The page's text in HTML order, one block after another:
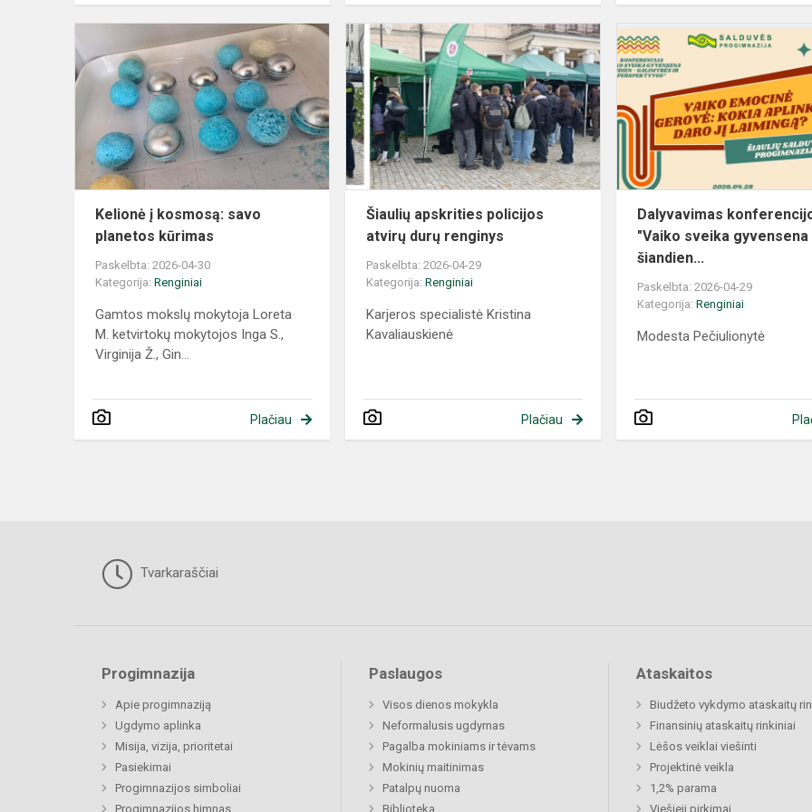
Kelionė į kosmosą: savo
planetos kūrimas
Paskelbta: 2026-04-30
Kategorija: Renginiai
Gamtos mokslų mokytoja Loreta
M. ketvirtokų mokytojos Inga S.,
Virginija Ž., Gin...
Plačiau
Šiaulių apskrities policijos
atvirų durų renginys
Paskelbta: 2026-04-29
Kategorija:Renginiai
Karjeros specialistė Kristina
Kavaliauskienė
Plačiau
Dalyvavimas
"Vaiko sveika gyvensena
šiandien...
Paskelbta: 2026-04-29
Kategorija:Renginiai
Modesta Pečiulionytė
Tvarkaraščiai
Progimnazija
Apie progimnaziją
Ugdymo aplinka
Misija, vizija, prioritetai
Pasiekimai
Progimnazijos simboliai
Progimnazijos himnas
Paslaugos
Visos dienos mokykla
Neformalusis ugdymas
Pagalba mokiniams ir tėvams
Mokinių maitinimas
Patalpų nuoma
Biblioteka
Ataskaitos
Biudžeto vykdymo ataskaitų
Finansinių ataskaitų rinkiniai
Lėšos veiklai viešinti
Projektinė veikla
1,2% parama
Viešieji pirkimai